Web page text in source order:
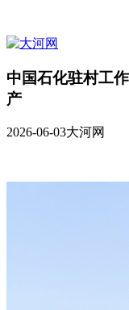
中国石化驻村工
产
2026-06-03大河网